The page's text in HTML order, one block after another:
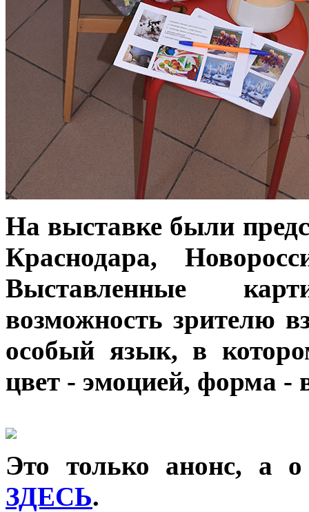
На выставке были
Краснодара,
Выставленные
возможность зрителю
особый язык, в
цвет - эмоцией, форма -
Это только анонс, а
ЗДЕСЬ.